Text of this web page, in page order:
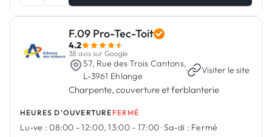
F.09 Pro-Tec-Toit
4.2
38 avis sur Google
57, Rue des Trois Cantons,
L-3961 Ehlange
· Visiter le site
Charpente, couverture et ferblanterie
HEURES D'OUVERTURE FERMÉ
Lu-ve : 08:00 - 12:00, 13:00 - 17:00·Sa-di : Fermé